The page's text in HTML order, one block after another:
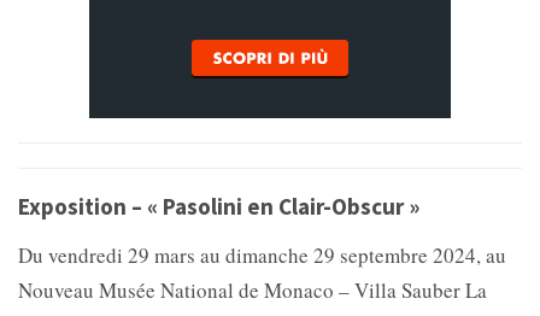
Exposition – « Pasolini en Clair-Obscur »
Du vendredi 29 mars au dimanche 29 septembre 2024, au
Nouveau Musée National de Monaco – Villa Sauber La